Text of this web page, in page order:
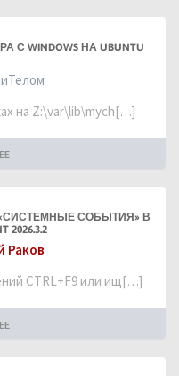
WINDOWS НА UBUNTU
на Z:\var\lib\mych[…]
СОБЫТИЯ» В
2026.3.2
Раков
CTRL+F9 или ищ[…]